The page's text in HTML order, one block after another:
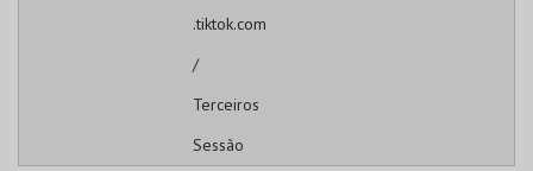
.tiktok.com
/
Terceiros
Sessão